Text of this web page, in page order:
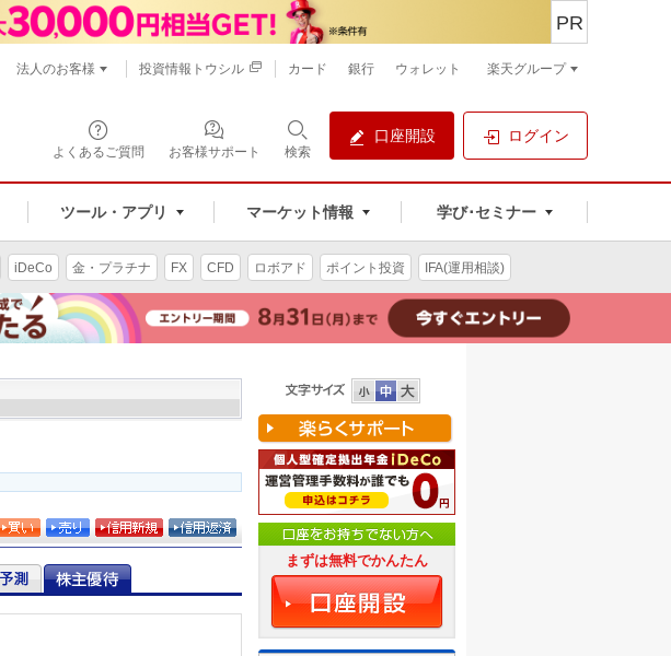
よくあるご質問 お客様サポート 検索
口座開設 ログイン
ツール・アプリ マーケット情報 学び･セミナー
PR
法人のお客様 投資情報トウシル カード 銀行 ウォレット 楽天グループ
iDeCo 金・プラチナ FX CFD ロボアド ポイント投資 IFA(運用相談)
まずは無料でかんたん